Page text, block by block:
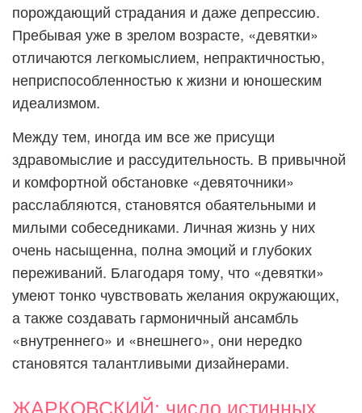
порождающий страдания и даже депрессию.
Пребывая уже в зрелом возрасте, «девятки»
отличаются легкомыслием, непрактичностью,
неприспособленностью к жизни и юношеским
идеализмом.
Между тем, иногда им все же присущи
здравомыслие и рассудительность. В привычной
и комфортной обстановке «девяточники»
расслабляются, становятся обаятельными и
милыми собеседниками. Личная жизнь у них
очень насыщенна, полна эмоций и глубоких
переживаний. Благодаря тому, что «девятки»
умеют тонко чувствовать желания окружающих,
а также создавать гармоничный ансамбль
«внутреннего» и «внешнего», они нередко
становятся талантливыми дизайнерами.
ЖАРКОВСКИЙ: число истинных